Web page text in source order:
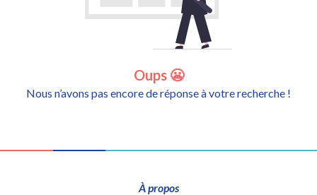
Oups 😬
Nous n’avons pas encore de réponse à votre recherche !
À propos